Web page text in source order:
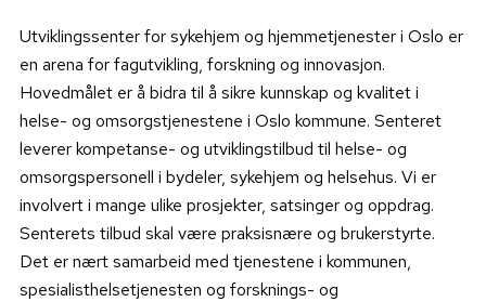
Utviklingssenter for sykehjem og hjemmetjenester i Oslo er
en arena for fagutvikling, forskning og innovasjon.
Hovedmålet er å bidra til å sikre kunnskap og kvalitet i
helse- og omsorgstjenestene i Oslo kommune. Senteret
leverer kompetanse- og utviklingstilbud til helse- og
omsorgspersonell i bydeler, sykehjem og helsehus. Vi er
involvert i mange ulike prosjekter, satsinger og oppdrag.
Senterets tilbud skal være praksisnære og brukerstyrte.
Det er nært samarbeid med tjenestene i kommunen,
spesialisthelsetjenesten og forsknings- og